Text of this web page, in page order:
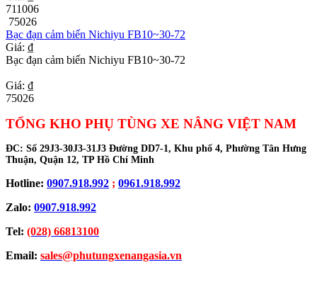
711006
75026
Bạc đạn cảm biến Nichiyu FB10~30-72
Giá: ₫
Bạc đạn cảm biến Nichiyu FB10~30-72
Giá: ₫
75026
TỔNG KHO PHỤ TÙNG XE NÂNG VIỆT NAM
ĐC: Số 29J3-30J3-31J3 Đường DD7-1, Khu phố 4, Phường Tân Hưng
Thuận, Quận 12, TP Hồ Chí Minh
Hotline: 0907.918.992 ; 0961.918.992
Zalo: 0907.918.992
Tel: (028) 66813100
Email: sales@phutungxenangasia.vn